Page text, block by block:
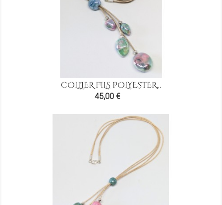
COLLIER FILS POLYESTER...
Prix
45,00 €